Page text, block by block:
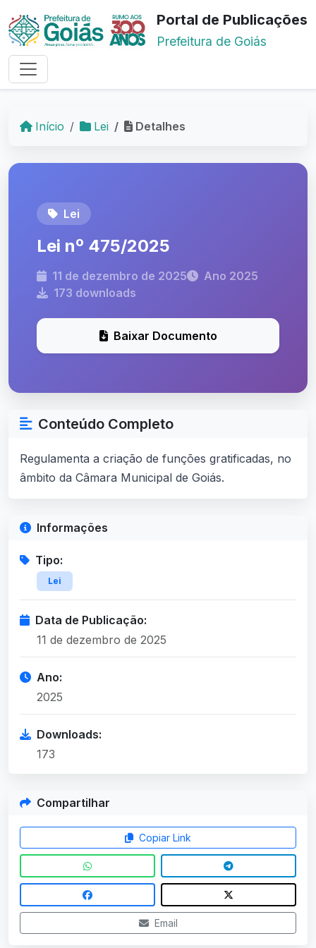
Portal de Publicações
Prefeitura de Goiás
Início Lei Detalhes
Lei
Lei nº 475/2025
11 de dezembro de 2025
Ano 2025
173 downloads
Baixar Documento
Conteúdo Completo
Regulamenta a criação de funções gratificadas, no
âmbito da Câmara Municipal de Goiás.
Informações
Tipo:
Lei
Data de Publicação:
11 de dezembro de 2025
Ano:
2025
Downloads:
173
Compartilhar
Copiar Link
Email